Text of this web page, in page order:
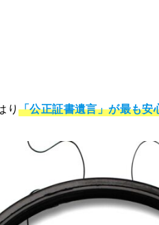
り 「公正証書遺言」が最も安